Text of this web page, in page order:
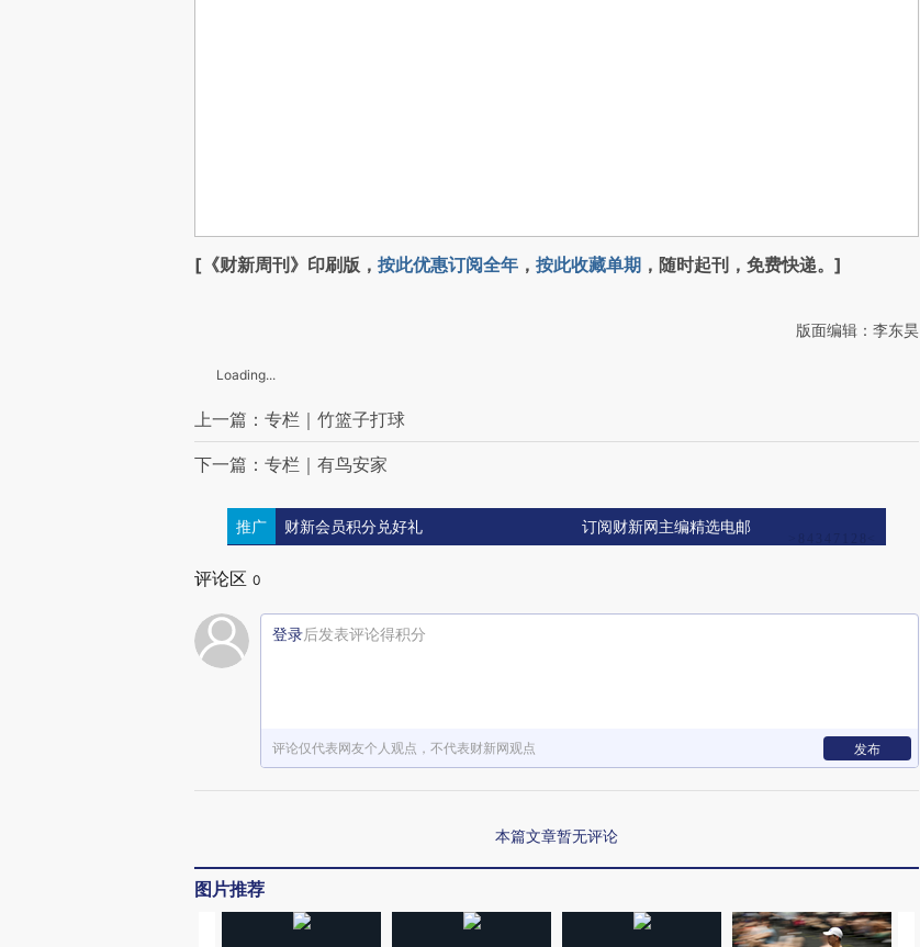
[《财新周刊》印刷版， 按此优惠订阅全年 ， 按此收藏单期 ，随时起刊，免费快递。]
版面编辑：李东昊
Loading...
上一篇：专栏｜竹篮子打球
下一篇：专栏｜有鸟安家
推广 财新会员积分兑好礼 订阅财新网主编精选电邮
评论区 0
登录后发表评论得积分
评论仅代表网友个人观点，不代表财新网观点 发布
本篇文章暂无评论
图片推荐